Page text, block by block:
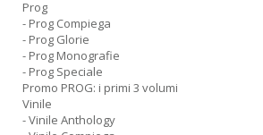
Prog
- Prog Compiega
- Prog Glorie
- Prog Monografie
- Prog Speciale
Promo PROG: i primi 3 volumi
Vinile
- Vinile Anthology